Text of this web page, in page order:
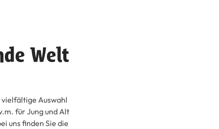
Welt
vielfältige Auswahl
für Jung und Alt
uns finden Sie die